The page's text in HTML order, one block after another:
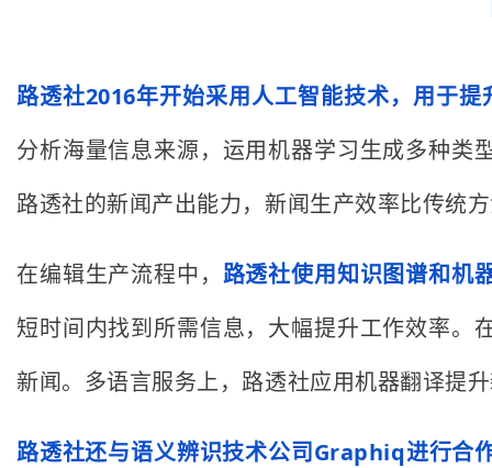
路透社2016年开始采用人工智能技术，用于
分析海量信息来源，运用机器学习生成多种类
路透社的新闻产出能力，新闻生产效率比传统
在编辑生产流程中， 路透社使用知识图谱和机
短时间内找到所需信息，大幅提升工作效率。
新闻。多语言服务上，路透社应用机器翻译提
路透社还与语义辨识技术公司Graphiq进行合